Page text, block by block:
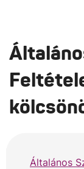
Általános